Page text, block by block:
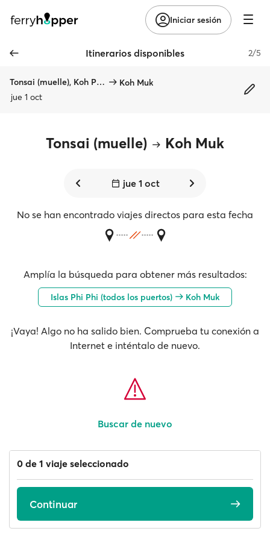
Iniciar sesión
Itinerarios disponibles 2/5
Tonsai (muelle), Koh Phi Phi
Koh Muk
jue 1 oct
Tonsai (muelle) Koh Muk
jue 1 oct
No se han encontrado viajes directos para esta fecha
Amplía la búsqueda para obtener más resultados:
Islas Phi Phi (todos los puertos) Koh Muk
¡Vaya! Algo no ha salido bien. Comprueba tu conexión a
Internet e inténtalo de nuevo.
Buscar de nuevo
0 de 1 viaje seleccionado
Continuar